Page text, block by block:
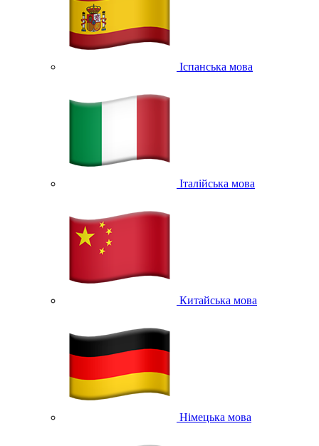
Іспанська мова
Італійська мова
Китайська мова
Німецька мова